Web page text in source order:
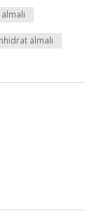
almalı